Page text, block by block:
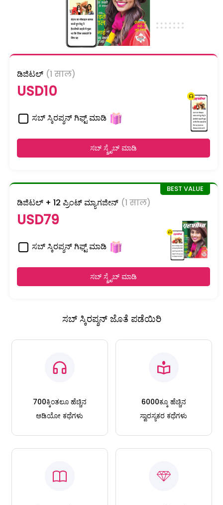
ಡಿಜಿಟಲ್ (1 साल)
USD10
ಸಬ್ ಸ್ಕಿರಪ್ಶನ್ ಗಿಫ್ಟ್ ಮಾಡಿ
ಸಬ್ ಸ್ಕ್ರೈಬ್ ಮಾಡಿ
ಡಿಜಿಟಲ್ + 12 ಪ್ರಿಂಟ್ ಮ್ಯಾಗಜೀನ್ (1 साल)
USD79
ಸಬ್ ಸ್ಕಿರಪ್ಶನ್ ಗಿಫ್ಟ್ ಮಾಡಿ
ಸಬ್ ಸ್ಕ್ರೈಬ್ ಮಾಡಿ
ಸಬ್ ಸ್ಕಿರಪ್ಶನ್ ಜೊತೆ ಪಡೆಯಿರಿ
700ಕ್ಕಿಂತಲೂ ಹೆಚ್ಚಿನ
ಆಡಿಯೋ ಕಥೆಗಳು
6000ಕ್ಕೂ ಹೆಚ್ಚಿನ
ಸ್ವಾರಸ್ಯಕರ ಕಥೆಗಳು